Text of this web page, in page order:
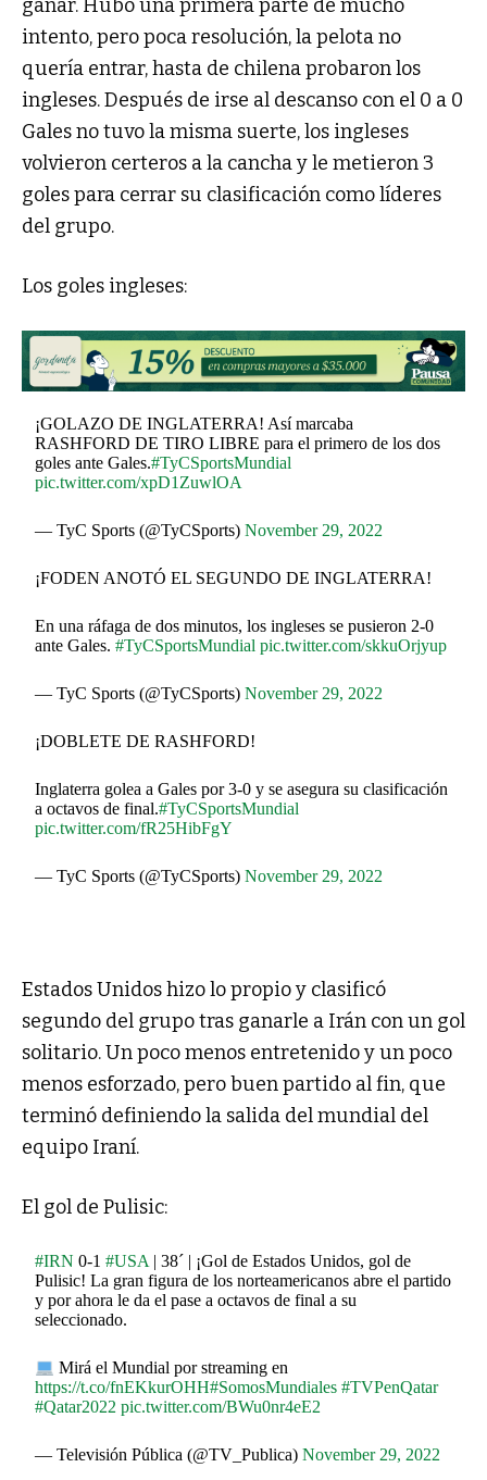
ganar. Hubo una primera parte de mucho
intento, pero poca resolución, la pelota no
quería entrar, hasta de chilena probaron los
ingleses. Después de irse al descanso con el 0 a 0
Gales no tuvo la misma suerte, los ingleses
volvieron certeros a la cancha y le metieron 3
goles para cerrar su clasificación como líderes
del grupo.
Los goles ingleses:
¡GOLAZO DE INGLATERRA! Así marcaba
RASHFORD DE TIRO LIBRE para el primero de los dos
goles ante Gales.#TyCSportsMundial
pic.twitter.com/xpD1ZuwlOA
— TyC Sports (@TyCSports)November 29, 2022
¡FODEN ANOTÓ EL SEGUNDO DE INGLATERRA!
En una ráfaga de dos minutos, los ingleses se pusieron 2-0
ante Gales.#TyCSportsMundial pic.twitter.com/skkuOrjyup
— TyC Sports (@TyCSports)November 29, 2022
¡DOBLETE DE RASHFORD!
Inglaterra golea a Gales por 3-0 y se asegura su clasificación
a octavos de final.#TyCSportsMundial
pic.twitter.com/fR25HibFgY
— TyC Sports (@TyCSports)November 29, 2022
Estados Unidos hizo lo propio y clasificó
segundo del grupo tras ganarle a Irán con un gol
solitario. Un poco menos entretenido y un poco
menos esforzado, pero buen partido al fin, que
terminó definiendo la salida del mundial del
equipo Iraní.
El gol de Pulisic:
#IRN 0-1#USA | 38´ | ¡Gol de Estados Unidos, gol de
Pulisic! La gran figura de los norteamericanos abre el partido
y por ahora le da el pase a octavos de final a su
seleccionado.
Mirá el Mundial por streaming en
https://t.co/fnEKkurOHH#SomosMundiales #TVPenQatar
#Qatar2022 pic.twitter.com/BWu0nr4eE2
— Televisión Pública (@TV_Publica)November 29, 2022